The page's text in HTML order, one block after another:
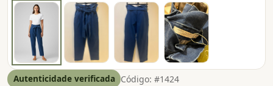
Autenticidade verificada Código: #1424